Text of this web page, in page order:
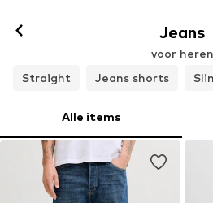
Jeans
voor heren
Straight
Jeans shorts
Alle items